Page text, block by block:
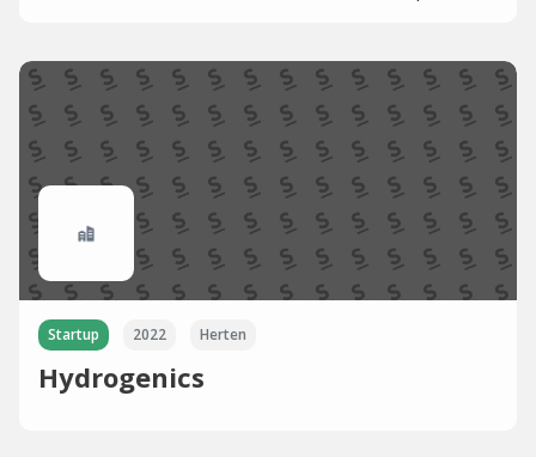
Startup 2022 Herten
Hydrogenics